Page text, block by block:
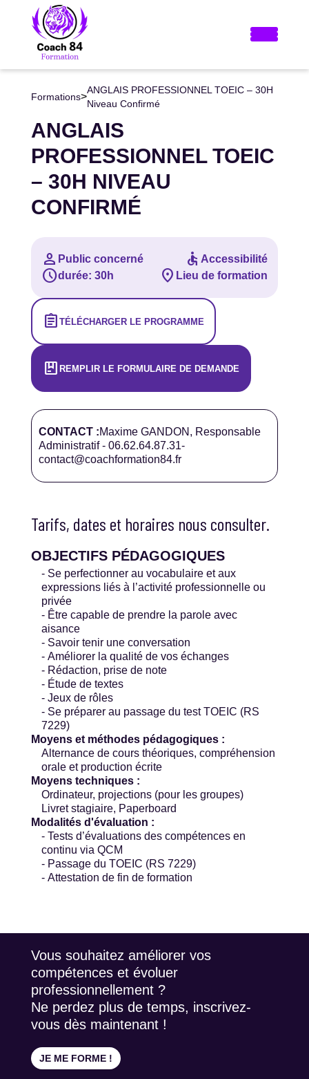
Formations>
ANGLAIS PROFESSIONNEL TOEIC – 30H
Niveau Confirmé
ANGLAIS
PROFESSIONNEL TOEIC
– 30H NIVEAU
CONFIRMÉ
person Public concerné accessibleAccessibilité
scheduledurée: 30h location_on Lieu de formation
assignment TÉLÉCHARGER LE PROGRAMME
package REMPLIR LE FORMULAIRE DE DEMANDE
CONTACT :Maxime GANDON, Responsable
Administratif - 06.62.64.87.31-
contact@coachformation84.fr
Tarifs, dates et horaires nous consulter.
OBJECTIFS PÉDAGOGIQUES
- Se perfectionner au vocabulaire et aux
expressions liés à l’activité professionnelle ou
privée
- Être capable de prendre la parole avec
aisance
- Savoir tenir une conversation
- Améliorer la qualité de vos échanges
- Rédaction, prise de note
- Étude de textes
- Jeux de rôles
- Se préparer au passage du test TOEIC (RS
7229)
Moyens et méthodes pédagogiques :
Alternance de cours théoriques, compréhension
orale et production écrite
Moyens techniques :
Ordinateur, projections (pour les groupes)
Livret stagiaire, Paperboard
Modalités d'évaluation :
- Tests d’évaluations des compétences en
continu via QCM
- Passage du TOEIC (RS 7229)
- Attestation de fin de formation
Vous souhaitez améliorer vos
compétences et évoluer
professionnellement ?
Ne perdez plus de temps, inscrivez-
vous dès maintenant !
JE ME FORME !